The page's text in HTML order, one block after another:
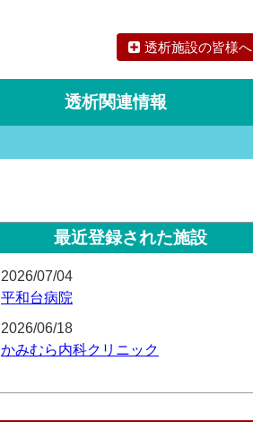
透析施設の皆様へ
透析関連情報
最近登録された施設
2026/07/04
平和台病院
2026/06/18
かみむら内科クリニック